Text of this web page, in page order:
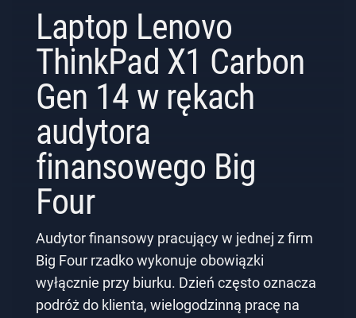
Laptop Lenovo
ThinkPad X1 Carbon
Gen 14 w rękach
audytora
finansowego Big
Four
Audytor finansowy pracujący w jednej z firm
Big Four rzadko wykonuje obowiązki
wyłącznie przy biurku. Dzień często oznacza
podróż do klienta, wielogodzinną pracę na